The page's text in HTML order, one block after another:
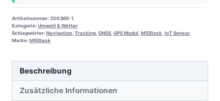
Artikelnummer:200365-1
Kategorie:Umwelt & Wetter
Schlagwörter:Navigation Tracking GNSS GPS Modul M5Stack IoT Sensor
Marke:M5Stack
Beschreibung
Zusätzliche Informationen